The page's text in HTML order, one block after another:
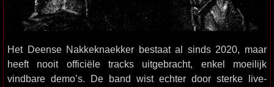
Het Deense Nakkeknaekker bestaat al sinds 2020, maar
heeft nooit officiële tracks uitgebracht, enkel moeilijk
vindbare demo’s. De band wist echter door sterke live-